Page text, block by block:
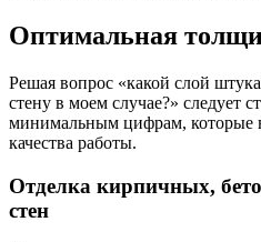
Оптимальная
Решая вопрос «какой слой
стену в моем случае?» следует
минимальным цифрам, которые
качества работы.
Отделка кирпичных,
стен